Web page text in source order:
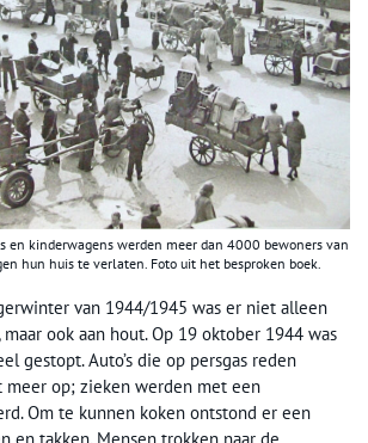
en kinderwagens werden meer dan 4000 bewoners van
hun huis te verlaten. Foto uit het besproken boek.
van 1944/1945 was er niet alleen
ook aan hout. Op 19 oktober 1944 was
gestopt. Auto’s die op persgas reden
meer op; zieken werden met een
Om te kunnen koken ontstond er een
en takken. Mensen trokken naar de